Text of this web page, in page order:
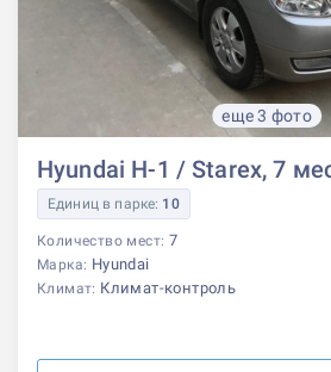
еще 3 фото
Hyundai H-1 / Starex, 7
Единиц в парке: 10
Количество мест: 7
Марка: Hyundai
Климат: Климат-контроль